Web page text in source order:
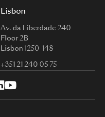
Lisbon
Av. da Liberdade 240
Floor 2B
Lisbon 1250-148
+351 21 240 05 75